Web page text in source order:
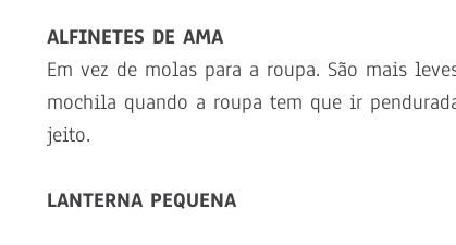
ALFINETES DE AMA
Em vez de molas para a roupa. São mais
mochila quando a roupa tem que ir
jeito.
LANTERNA PEQUENA